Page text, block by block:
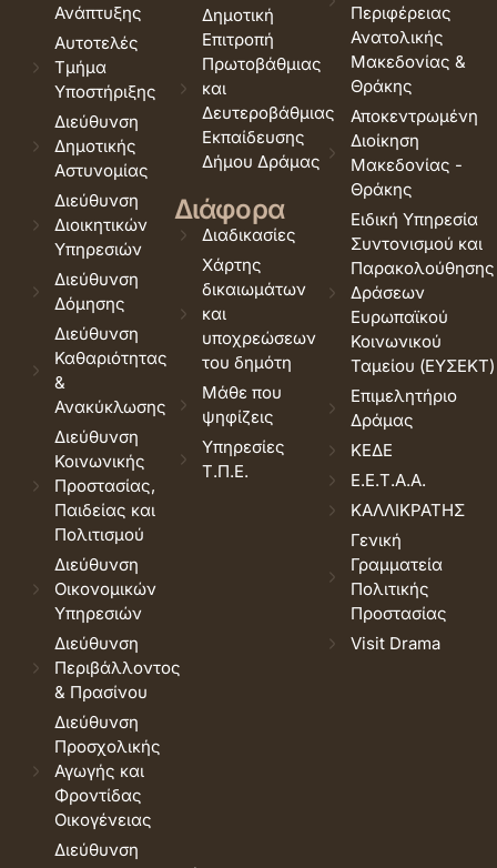
Ανάπτυξης
Αυτοτελές
Τμήμα
Υποστήριξης
Διεύθυνση
Δημοτικής
Αστυνομίας
Διεύθυνση
Διοικητικών
Υπηρεσιών
Διεύθυνση
Δόμησης
Διεύθυνση
Καθαριότητας
&
Ανακύκλωσης
Διεύθυνση
Κοινωνικής
Προστασίας,
Παιδείας και
Πολιτισμού
Διεύθυνση
Οικονομικών
Υπηρεσιών
Διεύθυνση
Περιβάλλοντος
& Πρασίνου
Διεύθυνση
Προσχολικής
Αγωγής και
Φροντίδας
Οικογένειας
Διεύθυνση
Δημοτική
Επιτροπή
Πρωτοβάθμιας
και
Δευτεροβάθμιας
Εκπαίδευσης
Δήμου Δράμας
Διάφορα
Διαδικασίες
Χάρτης
δικαιωμάτων
και
υποχρεώσεων
του δημότη
Μάθε που
ψηφίζεις
Υπηρεσίες
Τ.Π.Ε.
Περιφέρειας
Ανατολικής
Μακεδονίας &
Θράκης
Αποκεντρωμένη
Διοίκηση
Μακεδονίας -
Θράκης
Ειδική Υπηρεσία
Συντονισμού και
Παρακολούθησης
Δράσεων
Ευρωπαϊκού
Κοινωνικού
Ταμείου (ΕΥΣΕΚΤ)
Επιμελητήριο
Δράμας
ΚΕΔΕ
Ε.Ε.Τ.Α.Α.
ΚΑΛΛΙΚΡΑΤΗΣ
Γενική
Γραμματεία
Πολιτικής
Προστασίας
Visit Drama